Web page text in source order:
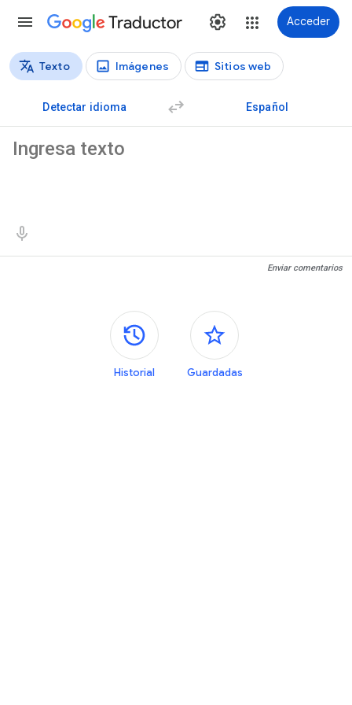
Traductor Acceder
Tipos de traducción
Texto Imágenes Sitios web
Detectar idioma Español
Enviar comentarios
Paneles laterales
Historial Guardadas